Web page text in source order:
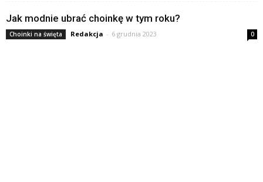
Jak modnie ubrać choinkę w tym roku?
Choinki na święta Redakcja - 6 grudnia 2023 0